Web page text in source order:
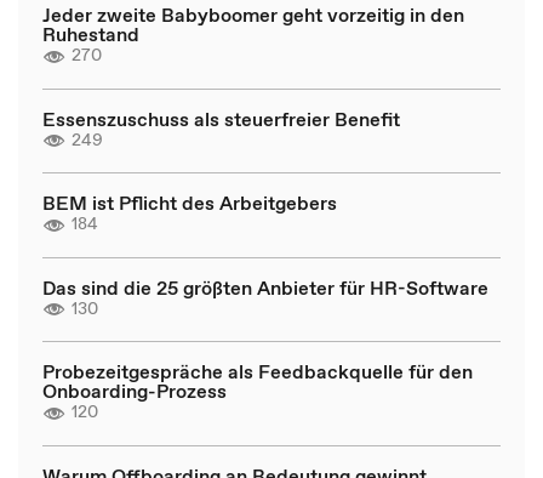
Jeder zweite Babyboomer geht vorzeitig in den
Ruhestand
270
Essenszuschuss als steuerfreier Benefit
249
BEM ist Pflicht des Arbeitgebers
184
Das sind die 25 größten Anbieter für HR-Software
130
Probezeitgespräche als Feedbackquelle für den
Onboarding-Prozess
120